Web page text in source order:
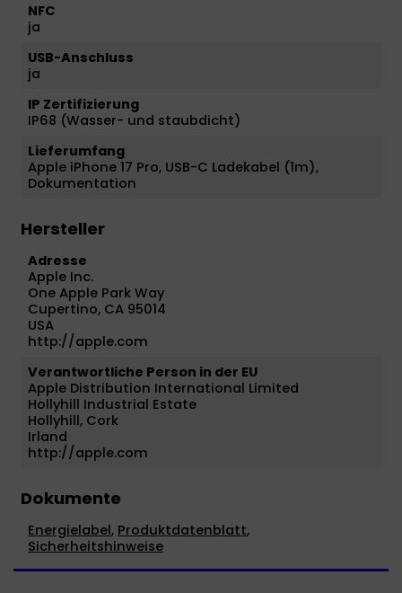
NFC
ja
USB-Anschluss
ja
IP Zertifizierung
IP68 (Wasser- und staubdicht)
Lieferumfang
Apple iPhone 17 Pro, USB-C Ladekabel (1m),
Dokumentation
Hersteller
Adresse
Apple Inc.
One Apple Park Way
Cupertino, CA 95014
USA
http://apple.com
Verantwortliche Person in der EU
Apple Distribution International Limited
Hollyhill Industrial Estate
Hollyhill, Cork
Irland
http://apple.com
Dokumente
Energielabel, Produktdatenblatt,
Sicherheitshinweise